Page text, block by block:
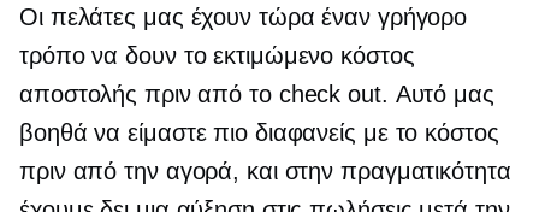
Οι πελάτες μας έχουν τώρα έναν γρήγορο
τρόπο να δουν το εκτιμώμενο κόστος
αποστολής πριν από το check out. Αυτό μας
βοηθά να είμαστε πιο διαφανείς με το κόστος
πριν από την αγορά, και στην πραγματικότητα